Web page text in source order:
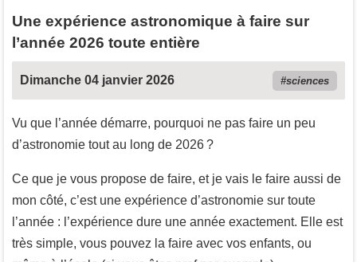
Une expérience astronomique à faire sur
l’année 2026 toute entière
Dimanche 04 janvier 2026 sciences
Vu que l’année démarre, pourquoi ne pas faire un peu
d’astronomie tout au long de 2026 ?
Ce que je vous propose de faire, et je vais le faire aussi de
mon côté, c’est une expérience d’astronomie sur toute
l’année : l’expérience dure une année exactement. Elle est
très simple, vous pouvez la faire avec vos enfants, ou